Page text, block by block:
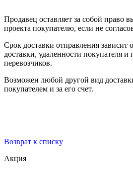
Продавец оставляет за собой право
проекта покупателю, если не
Срок доставки отправления зависит
доставки, удаленности покупателя и
перевозчиков.
Возможен любой другой вид
покупателем и за его счет.
Возврат к списку
Акция